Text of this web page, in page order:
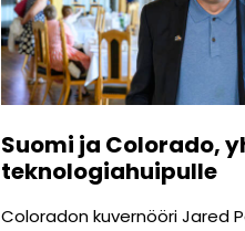
Suomi ja Colorado,
teknologiahuipulle
Coloradon kuvernööri Jared